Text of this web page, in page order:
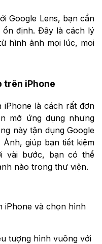
Google Lens, bạn cần
ổn định. Đây là cách lý
hình ảnh mọi lúc, mọi
trên iPhone
là cách rất đơn
mở ứng dụng nhưng
này tận dụng Google
giúp bạn tiết kiệm
vài bước, bạn có thể
nào trong thư viện.
iPhone và chọn hình
tượng hình vuông với